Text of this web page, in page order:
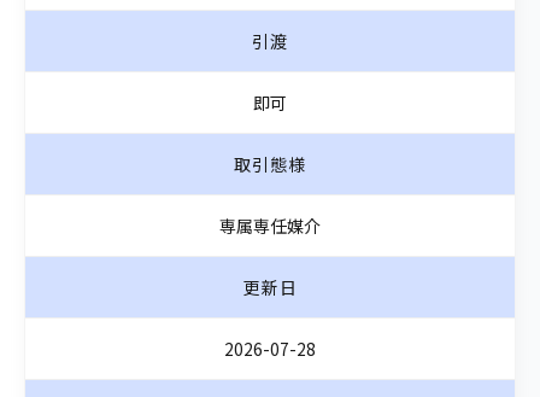
引渡
即可
取引態様
専属専任媒介
更新日
2026-07-28